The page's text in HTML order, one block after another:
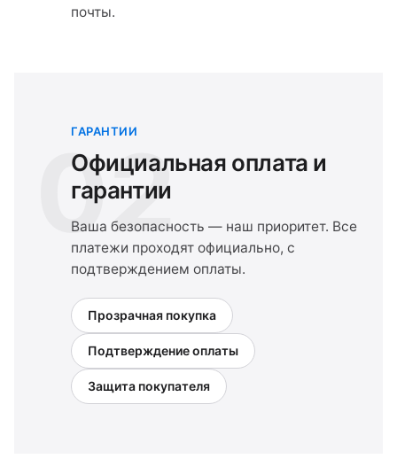
почты.
02
ГАРАНТИИ
Официальная оплата и
гарантии
Ваша безопасность — наш приоритет. Все
платежи проходят официально, с
подтверждением оплаты.
Прозрачная покупка
Подтверждение оплаты
Защита покупателя